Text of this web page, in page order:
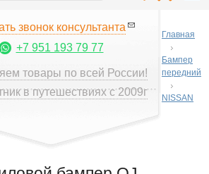
звонок консультанта
+7 951 193 79 77
товары по всей России!
в путешествиях с 2009г
Главная
Бампер
передний
NISSAN